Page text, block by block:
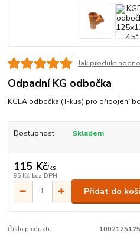
Jak produkt
Odpadní KG odbočka
KGEA odbočka (T-kus) pro připojení
Dostupnost Skladem
115 Kč/ks
95 Kč bez DPH
Přidat do
Číslo produktu: